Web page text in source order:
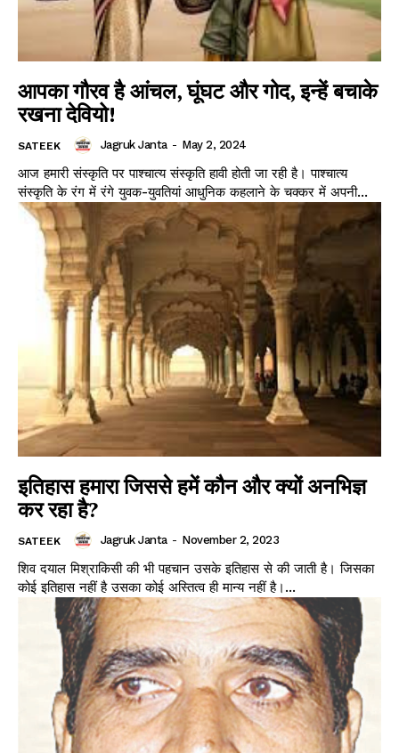
Jagruk Janta
Vishwasniya Hindi Akhbaar
आपका गौरव है आंचल, घूंघट और गोद, इन्हें बचाके
रखना देवियो!
SATEEK Jagruk Janta - May 2, 2024
आज हमारी संस्कृति पर पाश्चात्य संस्कृति हावी होती जा रही है। पाश्चात्य
संस्कृति के रंग में रंगे युवक-युवतियां आधुनिक कहलाने के चक्कर में अपनी...
इतिहास हमारा जिससे हमें कौन और क्यों अनभिज्ञ
कर रहा है?
SATEEK Jagruk Janta - November 2, 2023
शिव दयाल मिश्राकिसी की भी पहचान उसके इतिहास से की जाती है। जिसका
कोई इतिहास नहीं है उसका कोई अस्तित्व ही मान्य नहीं है।...